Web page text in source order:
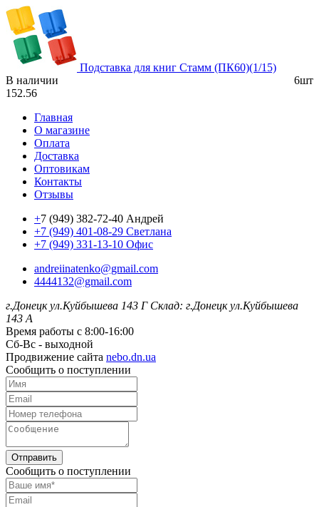
Подставка для книг Стамм (ПК60)(1/15)
В наличии
6шт
152.56
Главная
О магазине
Оплата
Доставка
Оптовикам
Контакты
Отзывы
+7 (949) 382-72-40 Андрей
+7 (949) 401-08-29 Светлана
+7 (949) 331-13-10 Офис
andreiinatenko@gmail.com
4444132@gmail.com
г.Донецк ул.Куйбышева 143 Г Склад: г.Донецк ул.Куйбышева
143 А
Время работы с 8:00-16:00
Сб-Вс - выходной
Продвижение сайта nebo.dn.ua
Сообщить о поступлении
Отправить
Сообщить о поступлении